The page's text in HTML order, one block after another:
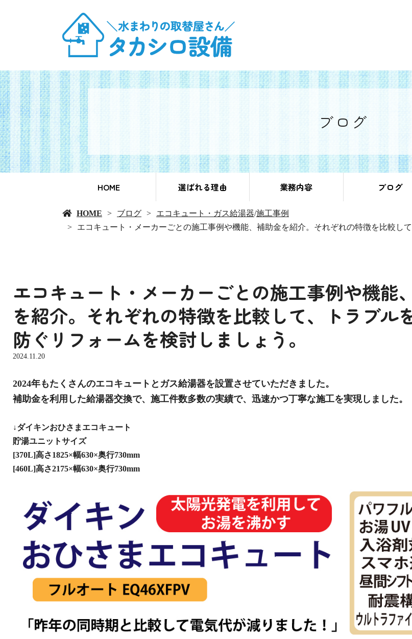
ブログ
HOME 選ばれる理由 業務内容 ブログ
HOME ブログ エコキュート・ガス給湯器/施工事例
エコキュート・メーカーごとの施工事例や機能、補助金を紹介。それぞれの特徴を比較し
エコキュート・メーカーごとの施工事例や機能
を紹介。それぞれの特徴を比較して、トラブル
防ぐリフォームを検討しましょう。
2024.11.20
2024年もたくさんのエコキュートとガス給湯器を設置させていただきました。
補助金を利用した給湯器交換で、施工件数多数の実績で、迅速かつ丁寧な施工を実現しました。
↓ダイキンおひさまエコキュート
貯湯ユニットサイズ
[370L]高さ1825×幅630×奥行730mm
[460L]高さ2175×幅630×奥行730mm